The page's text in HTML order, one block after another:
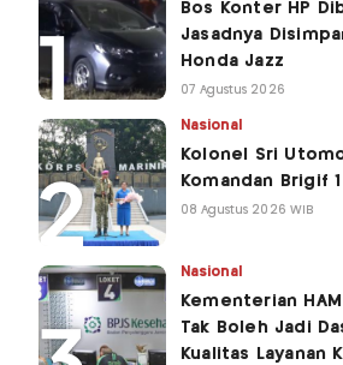
Bos Konter HP
Jasadnya
Honda Jazz
07 Agustus 2026
Nasional
Kolonel Sri
Komandan Brigif
08 Agustus 2026 WIB
Nasional
Kementerian
Tak Boleh Jadi
Kualitas Layanan